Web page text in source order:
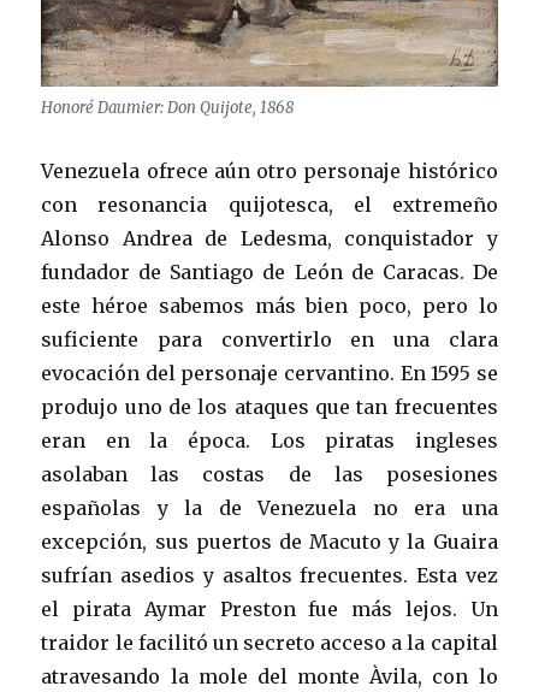
Honoré Daumier: Don Quijote, 1868
Venezuela ofrece aún otro personaje histórico
con resonancia quijotesca, el extremeño
Alonso Andrea de Ledesma, conquistador y
fundador de Santiago de León de Caracas. De
este héroe sabemos más bien poco, pero lo
suficiente para convertirlo en una clara
evocación del personaje cervantino. En 1595 se
produjo uno de los ataques que tan frecuentes
eran en la época. Los piratas ingleses
asolaban las costas de las posesiones
españolas y la de Venezuela no era una
excepción, sus puertos de Macuto y la Guaira
sufrían asedios y asaltos frecuentes. Esta vez
el pirata Aymar Preston fue más lejos. Un
traidor le facilitó un secreto acceso a la capital
atravesando la mole del monte Àvila, con lo